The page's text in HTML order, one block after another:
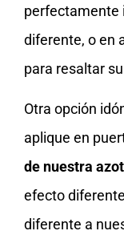
perfectamente
diferente, o en
para resaltar
Otra opción
aplique en
de nuestra
efecto
diferente a